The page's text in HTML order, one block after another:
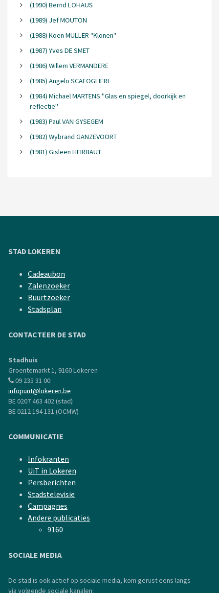
(1990) Bernd LOHAUS
(1989) Jef MOUTON
(1988) Koen MULLER "Klonen"
(1987) Yves DE SMET
(1986) Willem VERMANDERE
(1985) Angelo SCAFOGLIERI
(1984) Michael MARTENS "Glas en spiegel, doorkijk en
reflectie"
(1983) Paul VAN GYSEGEM
(1982) Wybrand GANZEVOORT
(1981) Gisleen HEIRBAUT
STAD LOKEREN
Cadeaubon
Zalenzoeker
Buurtzoeker
Stadsplan
CONTACTEER DE STAD
Stadhuis
Groentemarkt 1, 9160 Lokeren
09 235 31 00
infopunt@lokeren.be
BE 0207 463 402 (stad)
BE 0212 194 131 (OCMW)
COMMUNICATIE
Infokranten
UiT in Lokeren
Persberichten
Stadstelevisie
Campagnes
Andere publicaties
9160
SOCIALE MEDIA
De stad is ook actief op sociale media, kom gerust eens langs
via volgende sociale kanalen: